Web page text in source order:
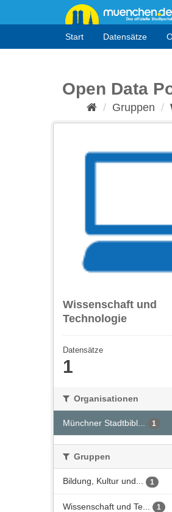
Start Datensätze
Open Data
Gruppen
Wissenschaft und
Technologie
Datensätze
1
Organisationen
Münchner Stadtbibl... 1
Gruppen
Bildung, Kultur und... 1
Wissenschaft und Te... 1